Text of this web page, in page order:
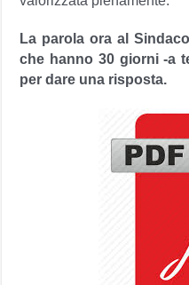
La parola ora al
che hanno 30 giorni -a
per dare una risposta.